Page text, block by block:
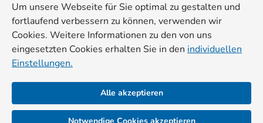
Um unsere Webseite für Sie optimal zu gestalten und
fortlaufend verbessern zu können, verwenden wir
Cookies. Weitere Informationen zu den von uns
eingesetzten Cookies erhalten Sie in den individuellen
Einstellungen.
Alle akzeptieren